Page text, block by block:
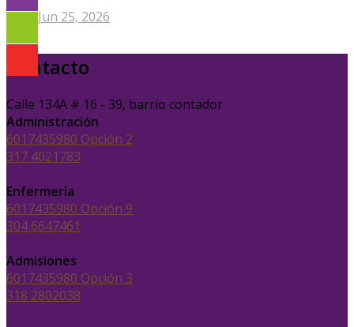
Jun 25, 2026
Contacto
Calle 134A # 16 - 39, barrio contador
Administración
6017435980 Opción 2
317 4021783
Enfermería
6017435980 Opción 9
304 6647461
Admisiones
6017435980 Opción 3
318 2802038